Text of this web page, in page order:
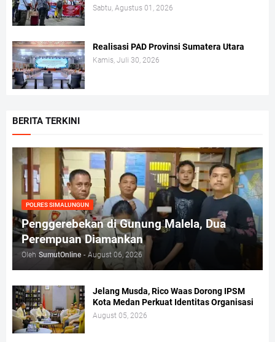
Sabtu, Agustus 01, 2026
Realisasi PAD Provinsi Sumatera Utara
Kamis, Juli 30, 2026
BERITA TERKINI
POLRES SIMALUNGUN
Penggerebekan di Gunung Malela, Dua
Perempuan Diamankan
Oleh SumutOnline - August 06, 2026
Jelang Musda, Rico Waas Dorong IPSM
Kota Medan Perkuat Identitas Organisasi
August 05, 2026